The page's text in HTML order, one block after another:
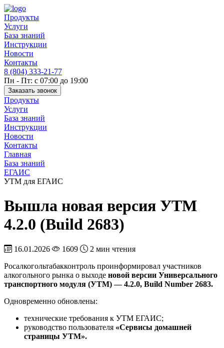
Продукты
Услуги
База знаний
Инструкции
Новости
Контакты
8 (804) 333-21-77
Пн - Пт: с 07:00 до 19:00
Заказать звонок
Продукты
Услуги
База знаний
Инструкции
Новости
Контакты
Главная
База знаний
ЕГАИС
УТМ для ЕГАИС
Вышла новая версия УТМ
4.2.0 (Build 2683)
16.01.2026 1609
2 мин чтения
Росалкогольтабакконтроль проинформировал участников
алкогольного рынка о выходе новой версии Универсального
транспортного модуля (УТМ) — 4.2.0, Build Number 2683.
Одновременно обновлены:
технические требования к УТМ ЕГАИС;
руководство пользователя «Сервисы домашней
страницы УТМ».